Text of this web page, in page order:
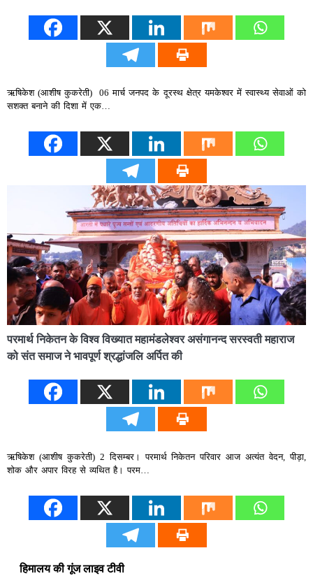
ऋषिकेश (आशीष कुकरेती) 06 मार्च जनपद के दूरस्थ क्षेत्र यमकेश्वर में स्वास्थ्य सेवाओं को
सशक्त बनाने की दिशा में एक…
परमार्थ निकेतन के विश्व विख्यात महामंडलेश्वर असंगानन्द सरस्वती महाराज
को संत समाज ने भावपूर्ण श्रद्धांजलि अर्पित की
ऋषिकेश (आशीष कुकरेती) 2 दिसम्बर। परमार्थ निकेतन परिवार आज अत्यंत वेदन, पीड़ा,
शोक और अपार विरह से व्यथित है। परम…
हिमालय की गूंज लाइव टीवी